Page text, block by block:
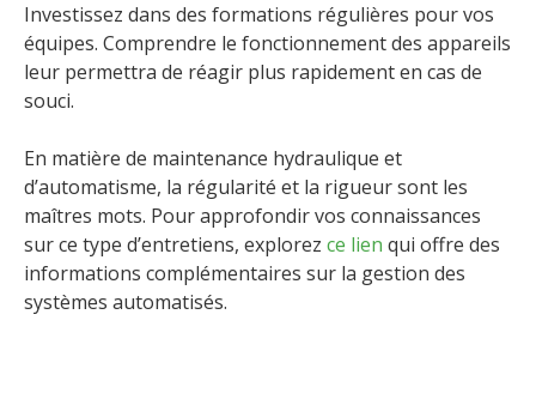
Investissez dans des formations régulières pour vos
équipes. Comprendre le fonctionnement des appareils
leur permettra de réagir plus rapidement en cas de
souci.
En matière de maintenance hydraulique et
d’automatisme, la régularité et la rigueur sont les
maîtres mots. Pour approfondir vos connaissances
sur ce type d’entretiens, explorez ce lien qui offre des
informations complémentaires sur la gestion des
systèmes automatisés.